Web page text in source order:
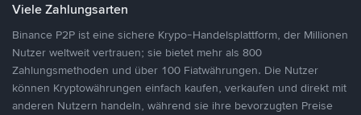
Viele Zahlungsarten
Binance P2P ist eine sichere Krypo-Handelsplattform, der Millionen
Nutzer weltweit vertrauen; sie bietet mehr als 800
Zahlungsmethoden und über 100 Fiatwährungen. Die Nutzer
können Kryptowährungen einfach kaufen, verkaufen und direkt mit
anderen Nutzern handeln, während sie ihre bevorzugten Preise